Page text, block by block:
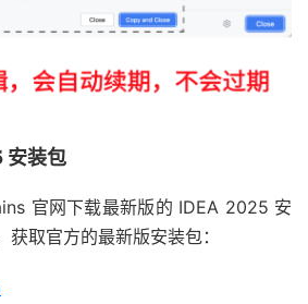
安装包
官网下载最新版的 IDEA 2025 安
取官方的最新版安装包：